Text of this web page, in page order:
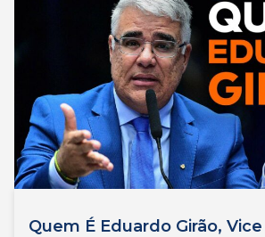
Quem É Eduardo Girão,